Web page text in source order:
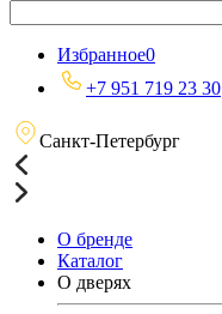
Избранное0
+7 951 719 23 30
Санкт-Петербург
О бренде
Каталог
О дверях